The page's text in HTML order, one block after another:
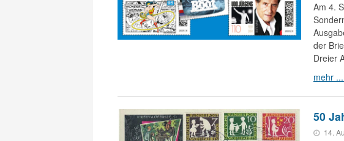
Am 4.
der
Dreier
mehr ...
50
14.